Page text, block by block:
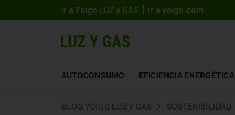
Ir a Yoigo LUZ y GAS Ir a yoigo.com
AUTOCONSUMO EFICIENCIA ENERGÉTICA
BLOG YOIGO LUZ Y GAS SOSTENIBILIDAD